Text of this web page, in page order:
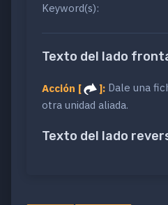
Keyword(s):
Texto del lado
Acción [ ]: Dale una
otra unidad aliada.
Texto del lado